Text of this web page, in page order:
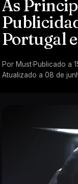
As
Portugal
Por Must·Publicado a
Atualizado a 08 de